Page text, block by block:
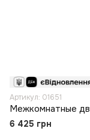
Артикул: 01651
6 425 грн